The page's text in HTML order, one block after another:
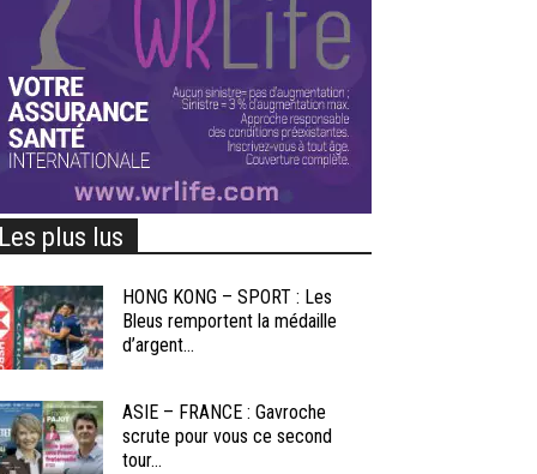
Les plus lus
HONG KONG – SPORT : Les
Bleus remportent la médaille
d’argent...
ASIE – FRANCE : Gavroche
scrute pour vous ce second
tour...